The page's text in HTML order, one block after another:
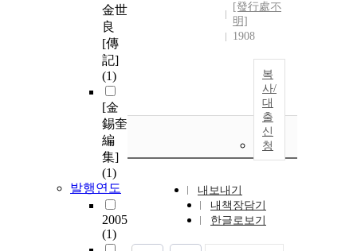
金世
良
[傳
記]
(1)
[金
錫奎
編
集]
(1)
발행연도
2005
(1)
[發行處不
明]
1908
복
사/
대
출
신
청
내보내기
내책장담기
한글로보기